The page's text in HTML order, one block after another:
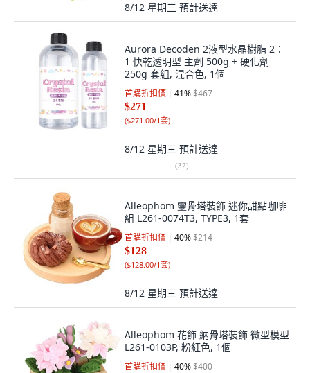
8/12 星期三 預計送達
Aurora Decoden 2液型水晶樹脂 2：
1 快乾透明型 主劑 500g + 硬化劑
250g 套組, 混合色, 1個
首購折扣價 41%$467
$271
($271.00/1套)
8/12 星期三 預計送達
(32)
Alleophom 靈骨塔裝飾 迷你甜點咖啡
組 L261-0074T3, TYPE3, 1套
首購折扣價 40%$214
$128
($128.00/1套)
8/12 星期三 預計送達
Alleophom 花飾 納骨塔裝飾 微型模型
L261-0103P, 粉紅色, 1個
首購折扣價 40%$400